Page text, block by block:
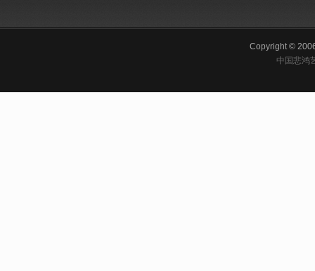
Copyright ©
中国悲鸿